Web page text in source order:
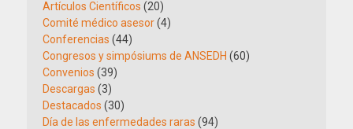
Artículos Científicos (20)
Comité médico asesor(4)
Conferencias (44)
Congresos y simpósiums de ANSEDH (60)
Convenios (39)
Descargas (3)
Destacados (30)
Día de las enfermedades raras (94)